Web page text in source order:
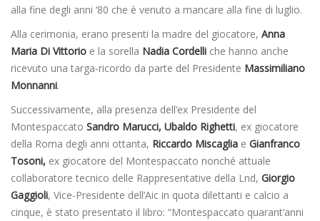
alla fine degli anni ‘80 che è venuto a mancare alla fine di luglio.
Alla cerimonia, erano presenti la madre del giocatore, Anna
Maria Di Vittorio e la sorella Nadia Cordelli che hanno anche
ricevuto una targa-ricordo da parte del Presidente Massimiliano
Monnanni.
Successivamente, alla presenza dell’ex Presidente del
Montespaccato Sandro Marucci, Ubaldo Righetti, ex giocatore
della Roma degli anni ottanta, Riccardo Miscaglia e Gianfranco
Tosoni, ex giocatore del Montespaccato nonché attuale
collaboratore tecnico delle Rappresentative della Lnd, Giorgio
Gaggioli, Vice-Presidente dell’Aic in quota dilettanti e calcio a
cinque, è stato presentato il libro: “Montespaccato quarant’anni